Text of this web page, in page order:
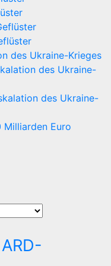
des Ukraine-Krieges
des Ukraine-
des Ukraine-
Milliarden Euro
ARD-